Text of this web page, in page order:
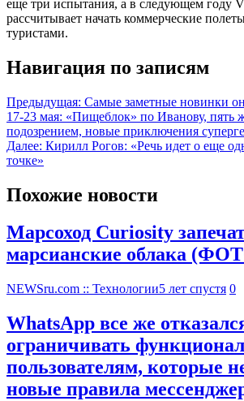
еще три испытания, а в следующем году
рассчитывает начать коммерческие
туристами.
Навигация по записям
Предыдущая: Самые заметные новинки
17-23 мая: «Пищеблок» по Иванову, пять
подозрением, новые приключения
Далее: Кирилл Рогов: «Речь идет о еще
точке»
Похожие новости
Марсоход Curiosity
марсианские облака
NEWSru.com :: Технологии5 лет спустя 0
WhatsApp все же
ограничивать функционал
пользователям, которые
новые правила